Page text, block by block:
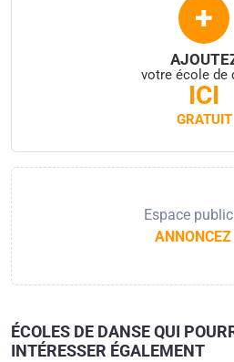
+
votre école de
ICI
GRATUIT
Espace
ANNONCEZ
ÉCOLES DE DANSE QUI
INTÉRESSER ÉGALEMENT